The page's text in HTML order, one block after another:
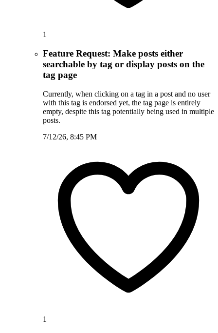
1
Feature Request: Make posts either
searchable by tag or display posts on the
tag page
Currently, when clicking on a tag in a post and no user
with this tag is endorsed yet, the tag page is entirely
empty, despite this tag potentially being used in multiple
posts.
7/12/26, 8:45 PM
1